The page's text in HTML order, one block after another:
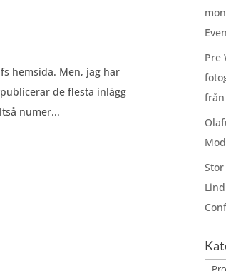
hemsida. Men, jag har
de flesta inlägg
numer...
Pre
från